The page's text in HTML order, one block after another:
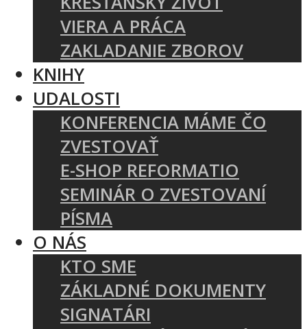
VIERA A PRÁCA
ZAKLADANIE ZBOROV
KNIHY
UDALOSTI
KONFERENCIA MÁME ČO
ZVESTOVAŤ
E-SHOP REFORMATIO
SEMINÁR O ZVESTOVANÍ
PÍSMA
O NÁS
KTO SME
ZÁKLADNÉ DOKUMENTY
SIGNATÁRI